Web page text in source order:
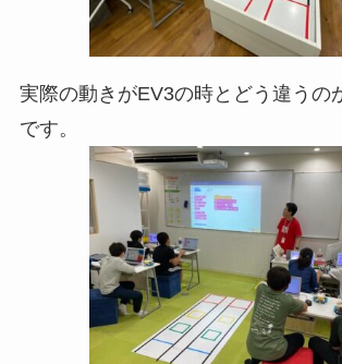
実際の動きがEV3の時とどう違うの
です。